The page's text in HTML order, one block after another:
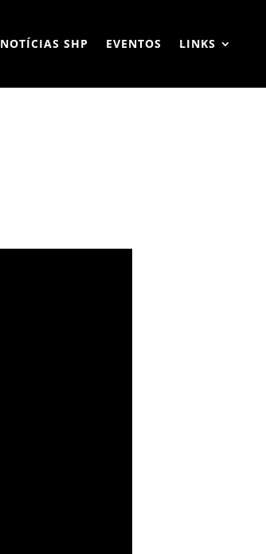
NOTÍCIAS SHP EVENTOS LINKS